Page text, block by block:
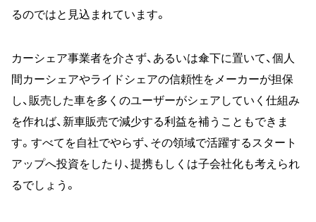
るのではと見込まれています。
カーシェア事業者を介さず、あるいは傘下に置いて、個人
間カーシェアやライドシェアの信頼性をメーカーが担保
し、販売した車を多くのユーザーがシェアしていく仕組み
を作れば、新車販売で減少する利益を補うこともできま
す。すべてを自社でやらず、その領域で活躍するスタート
アップへ投資をしたり、提携もしくは子会社化も考えられ
るでしょう。